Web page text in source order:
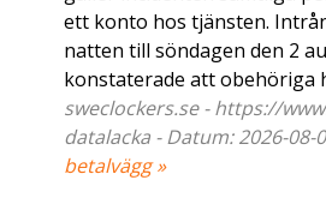
ett konto hos tjänsten.
natten till söndagen den 2
konstaterade att obehöriga
sweclockers.se - https://
datalacka - Datum: 2026-08-
betalvägg »